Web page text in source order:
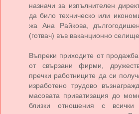
назначи за изпълнителен
да било техническо или
жа Ана Райкова,
(готвач) във ваканционно селище
Въпреки приходите от
от свързани фирми,
пречки работниците да си
изработено трудово
масовата приватизация до
близки отношения с